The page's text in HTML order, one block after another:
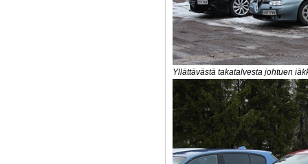
Yllättävästä takatalvesta johtuen